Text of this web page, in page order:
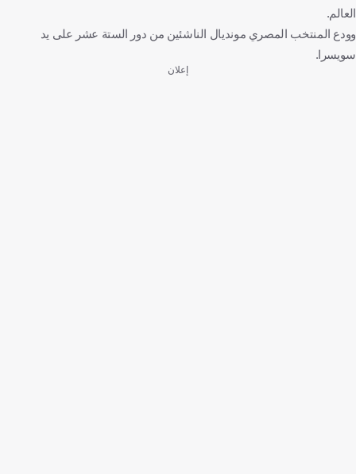
العالم.
وودع المنتخب المصري مونديال الناشئين من دور الستة عشر على يد
سويسرا.
إعلان